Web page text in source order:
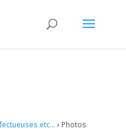
etc… › Photos